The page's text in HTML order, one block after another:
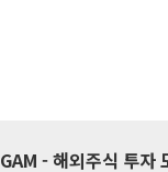
GAM - 해외주식 투자